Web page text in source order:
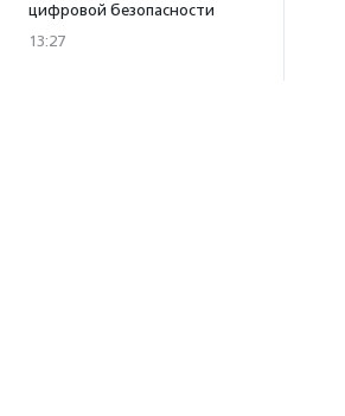
цифровой безопасности
13:27